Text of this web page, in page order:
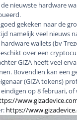
nieuwste hardware
gekeken naar de
namelijk veel nieuws
wallets (bv
over een
GIZA heeft veel
Bovendien kan een
(GIZA tokens)
op 8 februari,
https://